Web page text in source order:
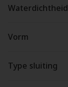
Waterdichtheid
Vorm
Type sluiting